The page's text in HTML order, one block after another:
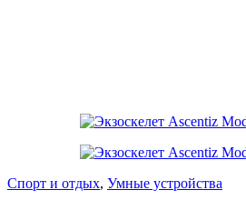
Спорт и отдых, Умные устройства